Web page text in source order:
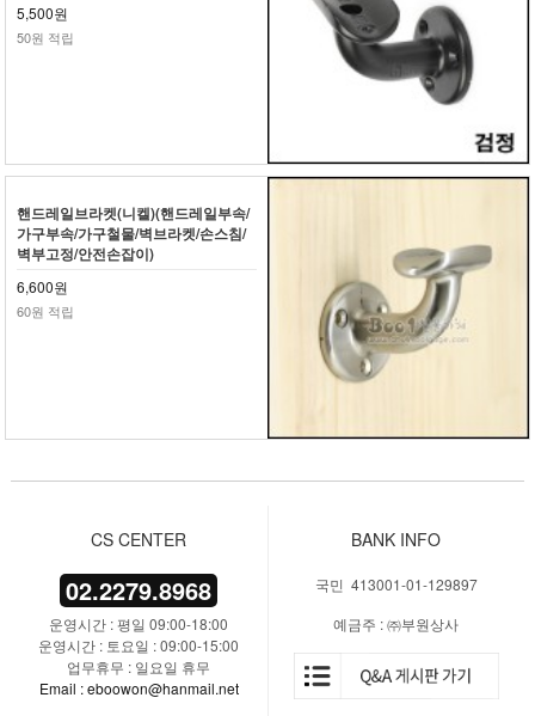
5,500원
50원 적립
핸드레일브라켓(니켈)(핸드레일부속/
가구부속/가구철물/벽브라켓/손스침/
벽부고정/안전손잡이)
6,600원
60원 적립
CS CENTER
02.2279.8968
운영시간 : 평일 09:00-18:00
운영시간 : 토요일 : 09:00-15:00
업무휴무 : 일요일 휴무
Email : eboowon@hanmail.net
BANK INFO
국민 413001-01-129897
예금주 : ㈜부원상사